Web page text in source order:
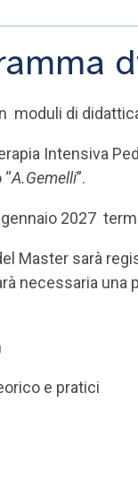
moduli di
Intensiva
A.Gemelli”.
2027
Master sarà
necessaria una
e pratici